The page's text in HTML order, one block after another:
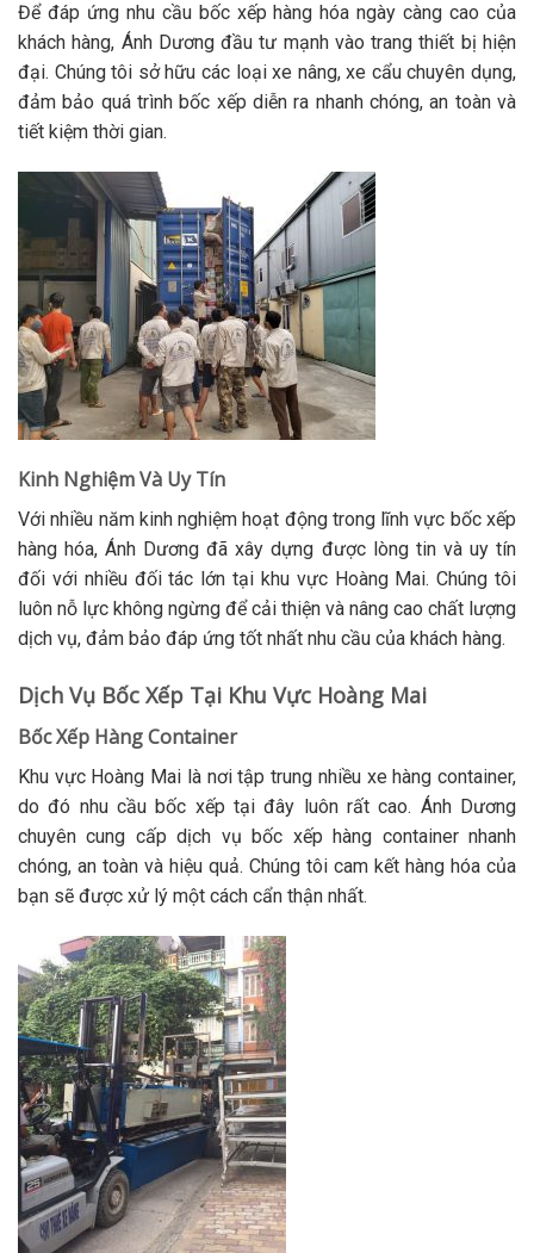
Để đáp ứng nhu cầu bốc xếp hàng hóa ngày càng cao của
khách hàng, Ánh Dương đầu tư mạnh vào trang thiết bị hiện
đại. Chúng tôi sở hữu các loại xe nâng, xe cẩu chuyên dụng,
đảm bảo quá trình bốc xếp diễn ra nhanh chóng, an toàn và
tiết kiệm thời gian.
Kinh Nghiệm Và Uy Tín
Với nhiều năm kinh nghiệm hoạt động trong lĩnh vực bốc xếp
hàng hóa, Ánh Dương đã xây dựng được lòng tin và uy tín
đối với nhiều đối tác lớn tại khu vực Hoàng Mai. Chúng tôi
luôn nỗ lực không ngừng để cải thiện và nâng cao chất lượng
dịch vụ, đảm bảo đáp ứng tốt nhất nhu cầu của khách hàng.
Dịch Vụ Bốc Xếp Tại Khu Vực Hoàng Mai
Bốc Xếp Hàng Container
Khu vực Hoàng Mai là nơi tập trung nhiều xe hàng container,
do đó nhu cầu bốc xếp tại đây luôn rất cao. Ánh Dương
chuyên cung cấp dịch vụ bốc xếp hàng container nhanh
chóng, an toàn và hiệu quả. Chúng tôi cam kết hàng hóa của
bạn sẽ được xử lý một cách cẩn thận nhất.